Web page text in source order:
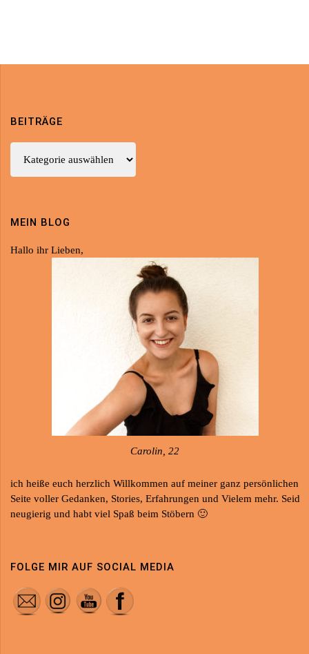
BEITRÄGE
MEIN BLOG
Hallo ihr Lieben,
Carolin, 22
ich heiße euch herzlich Willkommen auf meiner ganz persönlichen
Seite voller Gedanken, Stories, Erfahrungen und Vielem mehr. Seid
neugierig und habt viel Spaß beim Stöbern 🙂
FOLGE MIR AUF SOCIAL MEDIA